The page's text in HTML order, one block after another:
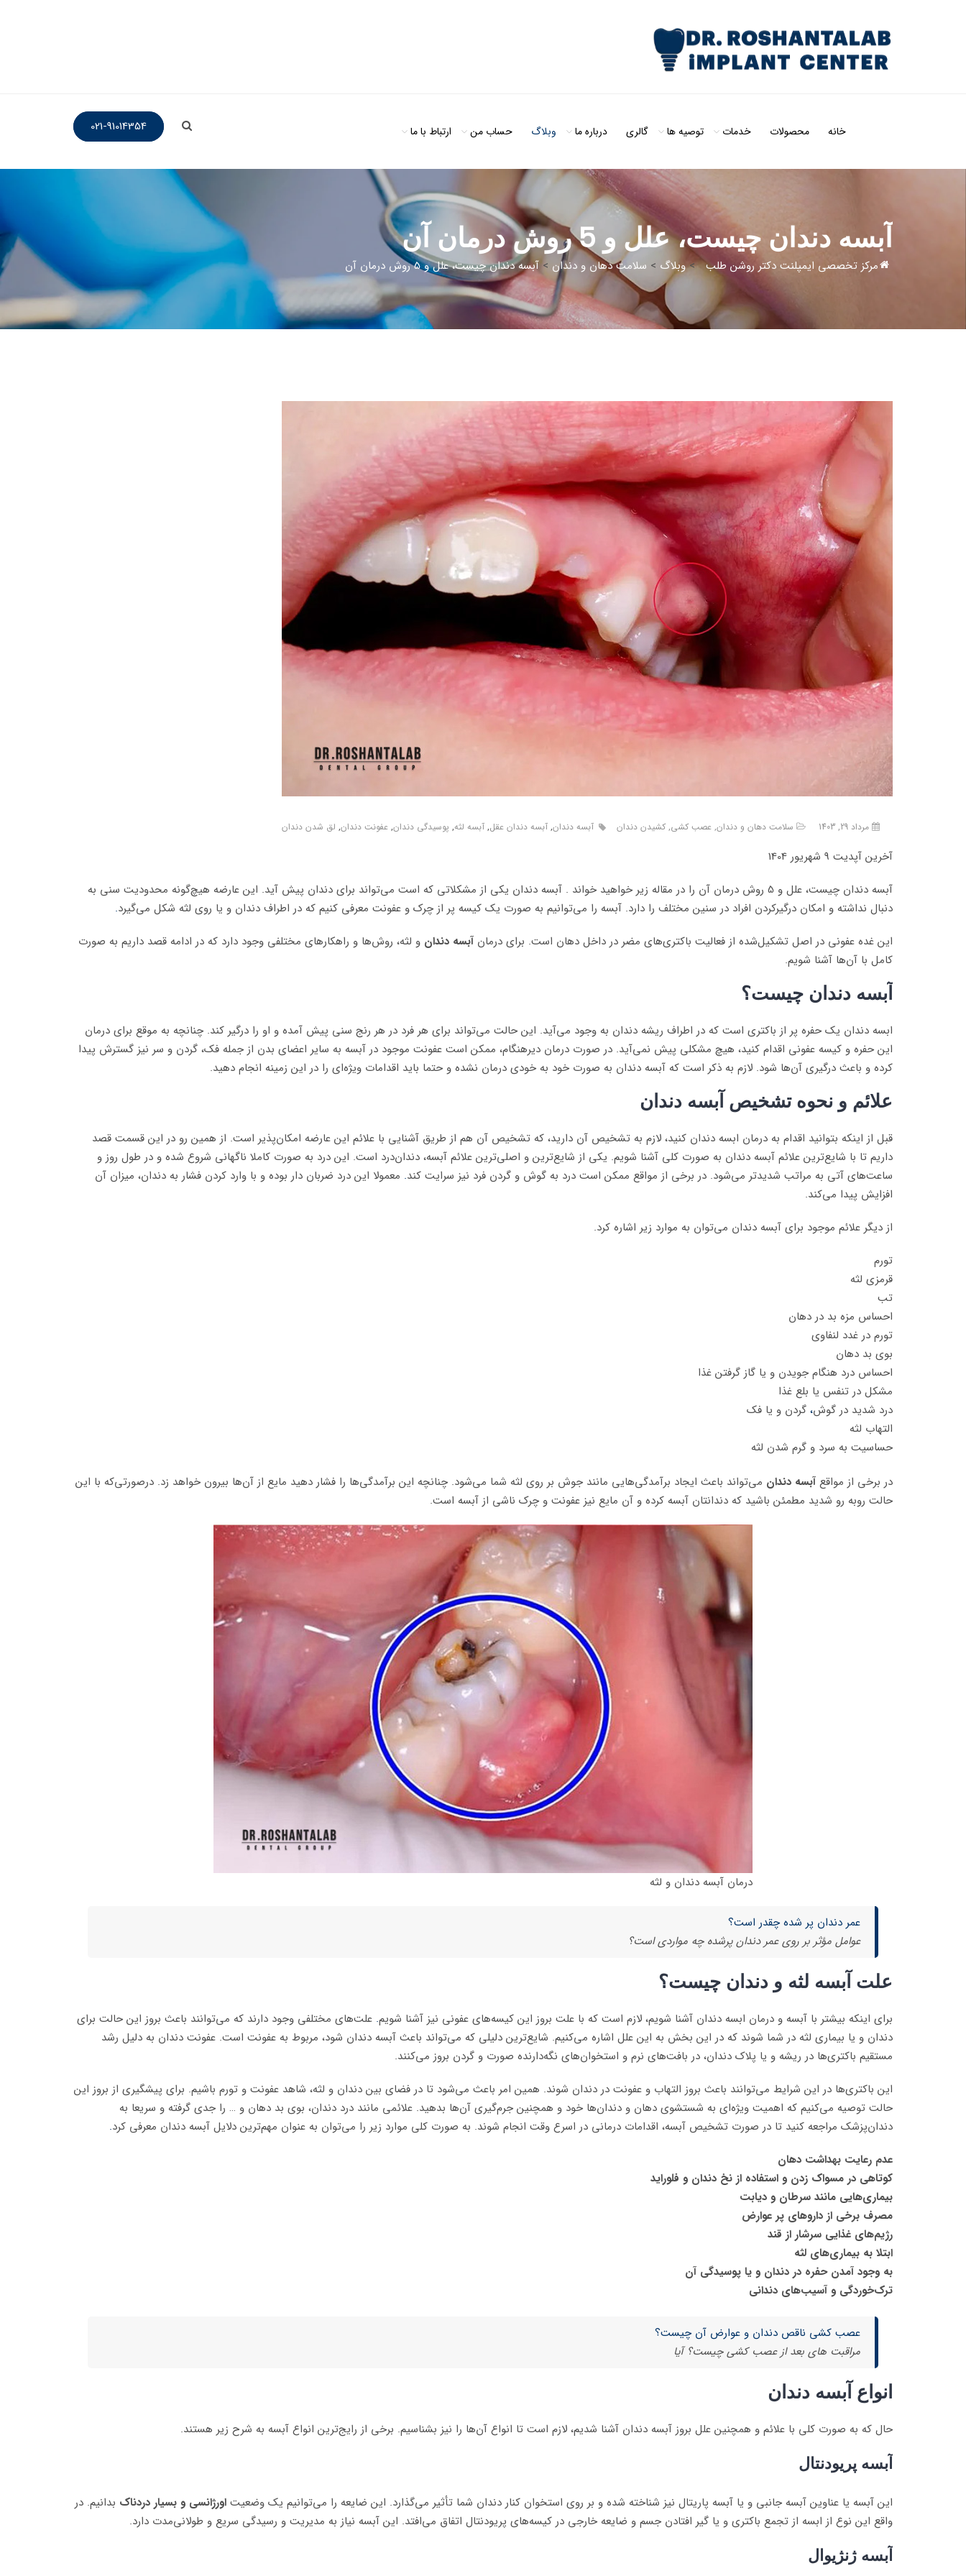
خانه محصولات خدمات توصیه ها گالری درباره ما وبلاگ حساب من ارتباط با ما 021-91014354
آبسه دندان چیست، علل و 5 روش درمان آن
مرکز تخصصی ایمپلنت دکتر روشن طلب >وبلاگ > سلامت دهان و دندان >آبسه دندان چیست، علل و 5 روش درمان آن
مرداد 29, 1403 سلامت دهان و دندان, عصب کشی, کشیدن دندان آبسه دندان, آبسه دندان عقل, آبسه لثه, پوسیدگی دندان, عفونت دندان, لق شدن دندان
آخرین آپدیت 9 شهریور 1404
آبسه دندان چیست، علل و 5 روش درمان آن را در مقاله زیر خواهید خواند . آبسه دندان یکی از مشکلاتی که است می‌تواند برای دندان پیش آید. این عارضه هیچ‌گونه محدودیت سنی به
دنبال نداشته و امکان درگیرکردن افراد در سنین مختلف را دارد. آبسه را می‌توانیم به صورت یک کیسه پر از چرک و عفونت معرفی کنیم که در اطراف دندان و یا روی لثه شکل می‌گیرد.
این غده عفونی در اصل تشکیل‌شده از فعالیت باکتری‌های مضر در داخل دهان است. برای درمان آبسه دندان و لثه، روش‌ها و راهکارهای مختلفی وجود دارد که در ادامه قصد داریم به صورت
کامل با آن‌ها آشنا شویم.
آبسه دندان چیست؟
ابسه دندان یک حفره پر از باکتری است که در اطراف ریشه دندان به وجود می‌آید. این حالت می‌تواند برای هر فرد در هر رنج سنی پیش آمده و او را درگیر کند. چنانچه به موقع برای درمان
این حفره و کیسه عفونی اقدام کنید، هیچ مشکلی پیش نمی‌آید. در صورت درمان دیرهنگام، ممکن است عفونت موجود در آبسه به سایر اعضای بدن از جمله فک، گردن و سر نیز گسترش پیدا
کرده و باعث درگیری آن‌ها شود. لازم به ذکر است که آبسه دندان به صورت خود به خودی درمان نشده و حتما باید اقدامات ویژه‌ای را در این زمینه انجام دهید.
علائم و نحوه تشخیص آبسه دندان
قبل از اینکه بتوانید اقدام به درمان ابسه دندان کنید، لازم به تشخیص آن دارید، که تشخیص آن هم از طریق آشنایی با علائم این عارضه امکان‌پذیر است. از همین رو در این قسمت قصد
داریم تا با شایع‌ترین علائم آبسه دندان به صورت کلی آشنا شویم. یکی از شایع‌ترین و اصلی‌ترین علائم آبسه، دندان‌درد است. این درد به صورت کاملا ناگهانی شروع شده و در طول روز و
ساعت‌های آتی به مراتب شدیدتر می‌شود. در برخی از مواقع ممکن است درد به گوش و گردن فرد نیز سرایت کند. معمولا این درد ضربان دار بوده و با وارد کردن فشار به دندان، میزان آن
افزایش پیدا می‌کند.
از دیگر علائم موجود برای آبسه دندان می‌توان به موارد زیر اشاره کرد.
تورم
قرمزی لثه
تب
احساس مزه بد در دهان
تورم در غدد لنفاوی
بوی بد دهان
احساس درد هنگام جویدن و یا گاز گرفتن غذا
مشکل در تنفس یا بلع غذا
درد شدید در گوش، گردن و یا فک
التهاب لثه
حساسیت به سرد و گرم شدن لثه
در برخی از مواقع آبسه دندان می‌تواند باعث ایجاد برآمدگی‌هایی مانند جوش بر روی لثه شما می‌شود. چنانچه این برآمدگی‌ها را فشار دهید مایع از آن‌ها بیرون خواهد زد. درصورتی‌که با این
حالت روبه رو شدید مطمئن باشید که دندانتان آبسه کرده و آن مایع نیز عفونت و چرک ناشی از آبسه است.
درمان آبسه دندان و لثه
عمر دندان پر شده چقدر است؟
عوامل مؤثر بر روی عمر دندان پرشده چه مواردی است؟
علت آبسه لثه و دندان چیست؟
برای اینکه بیشتر با آبسه و درمان ابسه دندان آشنا شویم، لازم است که با علت بروز این کیسه‌های عفونی نیز آشنا شویم. علت‌های مختلفی وجود دارند که می‌توانند باعث بروز این حالت برای
دندان و یا بیماری لثه در شما شوند که در این بخش به این علل اشاره می‌کنیم. شایع‌ترین دلیلی که می‌تواند باعث آبسه دندان شود، مربوط به عفونت است. عفونت دندان به دلیل رشد
مستقیم باکتری‌ها در ریشه و یا پلاک دندان، در بافت‌های نرم و استخوان‌های نگه‌دارنده صورت و گردن بروز می‌کنند.
این باکتری‌ها در این شرایط می‌توانند باعث بروز التهاب و عفونت در دندان شوند. همین امر باعث می‌شود تا در فضای بین دندان و لثه، شاهد عفونت و تورم باشیم. برای پیشگیری از بروز این
حالت توصیه می‌کنیم که اهمیت ویژه‌ای به شستشوی دهان و دندان‌ها خود و همچنین جرم‌گیری آن‌ها بدهید. علائمی مانند درد دندان، بوی بد دهان و … را جدی گرفته و سریعا به
دندان‌پزشک مراجعه کنید تا در صورت تشخیص آبسه، اقدامات درمانی در اسرع وقت انجام شوند. به صورت کلی موارد زیر را می‌توان به عنوان مهم‌ترین دلایل آبسه دندان معرفی کرد.
عدم رعایت بهداشت دهان
کوتاهی در مسواک زدن و استفاده از نخ دندان و فلوراید
بیماری‌هایی مانند سرطان و دیابت
مصرف برخی از داروهای پر عوارض
رژیم‌های غذایی سرشار از قند
ابتلا به بیماری‌های لثه
به وجود آمدن حفره در دندان و یا پوسیدگی آن
ترک‌خوردگی و آسیب‌های دندانی
عصب کشی ناقص دندان و عوارض آن چیست؟
مراقبت های بعد از عصب کشی چیست؟ آیا
انواع آبسه دندان
حال که به صورت کلی با علائم و همچنین علل بروز آبسه دندان آشنا شدیم، لازم است تا انواع آن‌ها را نیز بشناسیم. برخی از رایج‌ترین انواع آبسه به شرح زیر هستند.
آبسه پریودنتال
این آبسه یا عناوین آبسه جانبی و یا آبسه پاریتال نیز شناخته شده و بر روی استخوان کنار دندان شما تأثیر می‌گذارد. این ضایعه را می‌توانیم یک وضعیت اورژانسی و بسیار دردناک بدانیم. در
واقع این نوع از ابسه از تجمع باکتری و یا گیر افتادن جسم و ضایعه خارجی در کیسه‌های پریودنتال اتفاق می‌افتد. این آبسه نیاز به مدیریت و رسیدگی سریع و طولانی‌مدت دارد.
آبسه ژنژیوال